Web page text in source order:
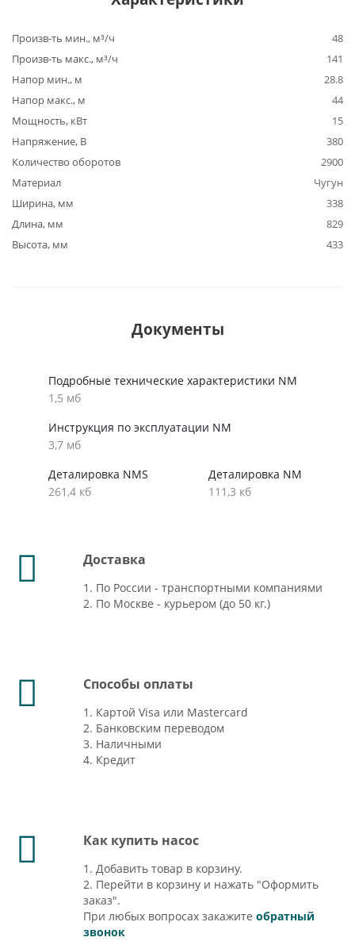
Произв-ть мин., м³/ч
48
Произв-ть макс., м³/ч
141
Напор мин., м
28.8
Напор макс., м
44
Мощность, кВт
15
Напряжение, В
380
Количество оборотов
2900
Материал
Чугун
Ширина, мм
338
Длина, мм
829
Высота, мм
433
Документы
Подробные технические характеристики NM
1,5 мб
Инструкция по эксплуатации NM
3,7 мб
Деталировка NMS
261,4 кб
Деталировка NM
111,3 кб
Доставка
1. По России - транспортными компаниями
2. По Москве - курьером (до 50 кг.)
Способы оплаты
1. Картой Visa или Mastercard
2. Банковским переводом
3. Наличными
4. Кредит
Как купить насос
1. Добавить товар в корзину.
2. Перейти в корзину и нажать "Оформить
заказ".
При любых вопросах закажите обратный
звонок